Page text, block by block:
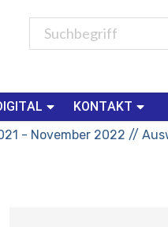
KONTAKT
- November 2022 //